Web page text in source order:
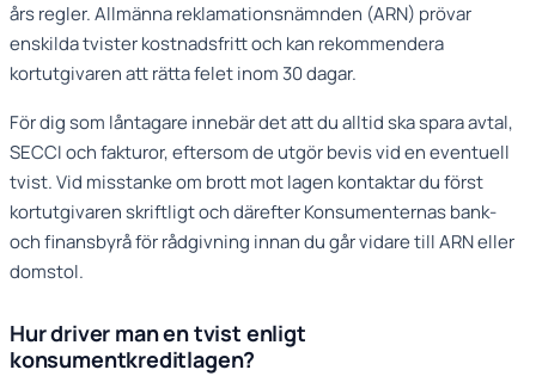
års regler. Allmänna reklamationsnämnden (ARN) prövar
enskilda tvister kostnadsfritt och kan rekommendera
kortutgivaren att rätta felet inom 30 dagar.
För dig som låntagare innebär det att du alltid ska spara avtal,
SECCI och fakturor, eftersom de utgör bevis vid en eventuell
tvist. Vid misstanke om brott mot lagen kontaktar du först
kortutgivaren skriftligt och därefter Konsumenternas bank-
och finansbyrå för rådgivning innan du går vidare till ARN eller
domstol.
Hur driver man en tvist enligt
konsumentkreditlagen?